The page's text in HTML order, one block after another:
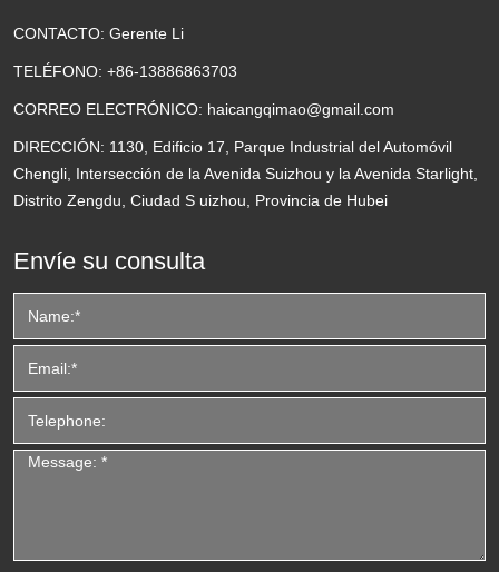
CONTACTO: Gerente Li
TELÉFONO: +86-13886863703
CORREO ELECTRÓNICO: haicangqimao@gmail.com
DIRECCIÓN: 1130, Edificio 17, Parque Industrial del Automóvil
Chengli, Intersección de la Avenida Suizhou y la Avenida Starlight,
Distrito Zengdu, Ciudad S uizhou, Provincia de Hubei
Envíe su consulta